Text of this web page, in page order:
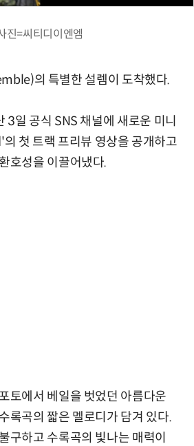
진=씨티디이엔엠
의 특별한 설렘이 도착했다.
3일 공식 SNS 채널에 새로운 미니
첫 트랙 프리뷰 영상을 공개하고
호성을 이끌어냈다.
토에서 베일을 벗었던 아름다운
록곡의 짧은 멜로디가 담겨 있다.
구하고 수록곡의 빛나는 매력이